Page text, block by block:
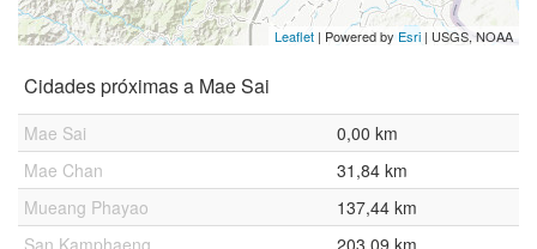
Leaflet | Powered by Esri | USGS, NOAA
Cidades próximas a Mae Sai
Mae Sai
0,00 km
Mae Chan
31,84 km
Mueang Phayao
137,44 km
San Kamphaeng
203,09 km